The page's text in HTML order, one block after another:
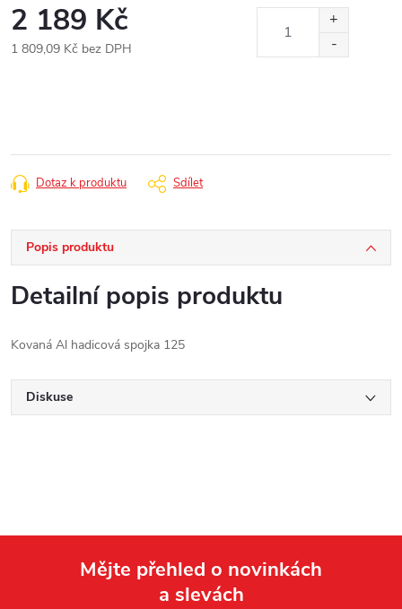
2 189 Kč
1 809,09 Kč bez DPH
Dotaz k produktu Sdílet
Popis produktu
Detailní popis produktu
Kovaná Al hadicová spojka 125
Diskuse
Mějte přehled o novinkách
a slevách